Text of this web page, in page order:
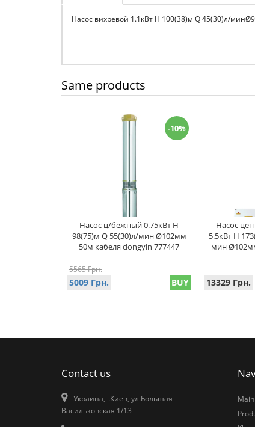
Насос вихревой 1.1кВт H 100(38)м Q 45(30)л/
Same products
Насос ц/бежный 0.75кВт H
98(75)м Q 55(30)л/мин Ø102мм
50м кабеля dongyin 777447
5565 Грн.
5009 Грн.
-10%
BUY
Насос
5.5кВт H
мин
13329 Грн.
Contact us
Украина,г.Киев, ул.Большая
Васильковская 1/13
Main